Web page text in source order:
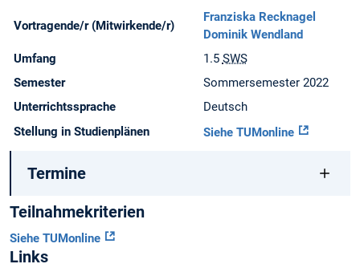
Vortragende/r (Mitwirkende/r)
Franziska Recknagel
Dominik Wendland
Umfang
1.5 SWS
Semester
Sommersemester 2022
Unterrichtssprache
Deutsch
Stellung in Studienplänen
Siehe TUMonline
Termine
Teilnahmekriterien
Siehe TUMonline
Links